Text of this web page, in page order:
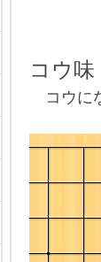
コウ味
コウに